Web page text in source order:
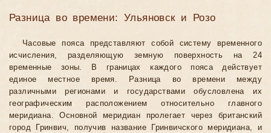
Разница во времени: Ульяновск и Розо
Часовые пояса представляют собой систему временного
исчисления, разделяющую земную поверхность на 24
временные зоны. В границах каждого пояса действует
единое местное время. Разница во времени между
различными регионами и государствами обусловлена их
географическим расположением относительно главного
меридиана. Основной меридиан пролегает через британский
город Гринвич, получив название Гринвичского меридиана, и